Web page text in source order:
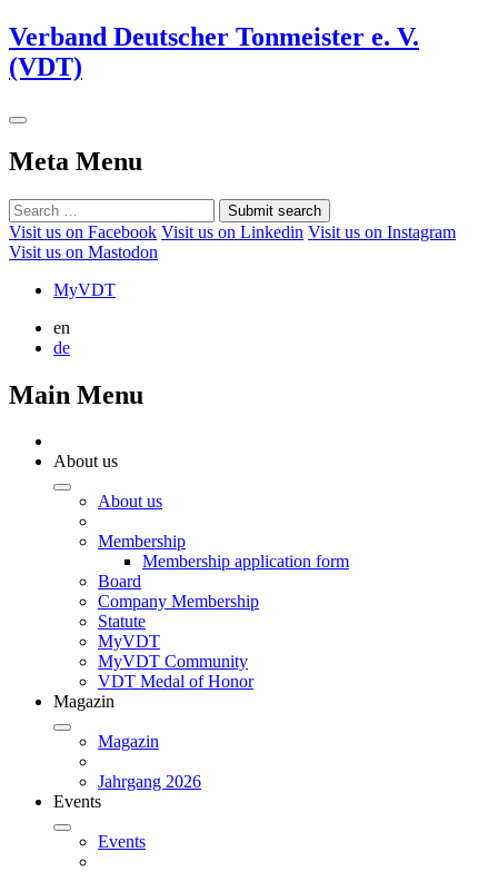
Verband Deutscher Tonmeister e. V.
(VDT)
Meta Menu
Submit search
Visit us on Facebook Visit us on Linkedin Visit us on Instagram
Visit us on Mastodon
MyVDT
en
de
Main Menu
About us
About us
Membership
Membership application form
Board
Company Membership
Statute
MyVDT
MyVDT Community
VDT Medal of Honor
Magazin
Magazin
Jahrgang 2026
Events
Events